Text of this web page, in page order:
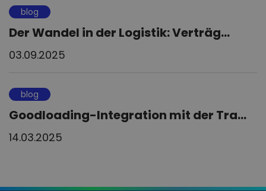
blog
Der Wandel in der Logistik: Verträg...
03.09.2025
blog
Goodloading-Integration mit der Tra...
14.03.2025